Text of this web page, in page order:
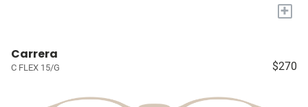
+
Carrera
C FLEX 15/G $270